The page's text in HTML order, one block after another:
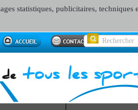
statistiques, publicitaires, techniques